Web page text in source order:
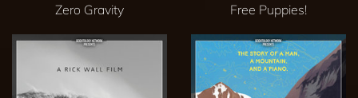
Zero Gravity Free Puppies!